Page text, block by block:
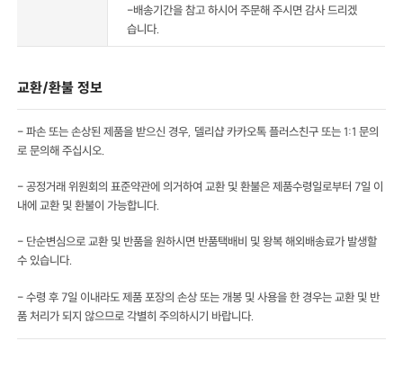
-배송기간을 참고 하시어 주문해 주시면 감사 드리겠
습니다.
교환/환불 정보
- 파손 또는 손상된 제품을 받으신 경우, 델리샵 카카오톡 플러스친구 또는 1:1 문의
로 문의해 주십시오.
- 공정거래 위원회의 표준약관에 의거하여 교환 및 환불은 제품수령일로부터 7일 이
내에 교환 및 환불이 가능합니다.
- 단순변심으로 교환 및 반품을 원하시면 반품택배비 및 왕복 해외배송료가 발생할
수 있습니다.
- 수령 후 7일 이내라도 제품 포장의 손상 또는 개봉 및 사용을 한 경우는 교환 및 반
품 처리가 되지 않으므로 각별히 주의하시기 바랍니다.